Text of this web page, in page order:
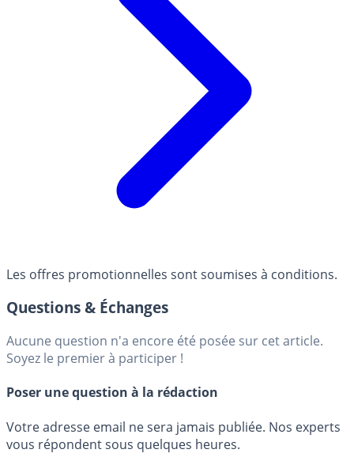
Les offres promotionnelles sont soumises à conditions.
Questions & Échanges
Aucune question n'a encore été posée sur cet article.
Soyez le premier à participer !
Poser une question à la rédaction
Votre adresse email ne sera jamais publiée. Nos experts
vous répondent sous quelques heures.